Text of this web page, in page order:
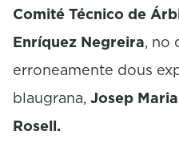
Comité Técnico de
Enríquez Negreira, no
erroneamente dous
blaugrana, Josep
Rosell.